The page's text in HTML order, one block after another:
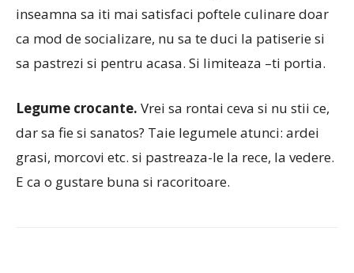
inseamna sa iti mai satisfaci poftele culinare doar
ca mod de socializare, nu sa te duci la patiserie si
sa pastrezi si pentru acasa. Si limiteaza –ti portia.
Legume crocante. Vrei sa rontai ceva si nu stii ce,
dar sa fie si sanatos? Taie legumele atunci: ardei
grasi, morcovi etc. si pastreaza-le la rece, la vedere.
E ca o gustare buna si racoritoare.